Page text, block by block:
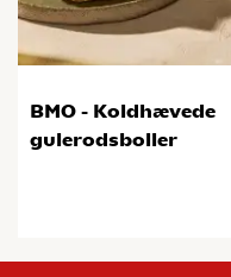
BMO - Koldhævede
gulerodsboller